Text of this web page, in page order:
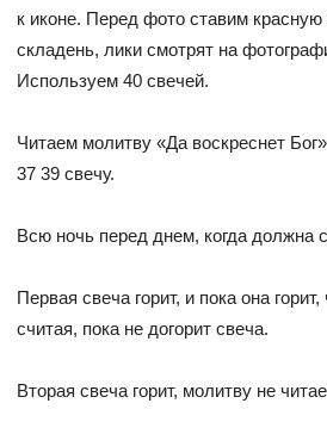
к иконе. Перед фото ставим
складень, лики смотрят на
Используем 40 свечей.
Читаем молитву «Да воскреснет
37 39 свечу.
Всю ночь перед днем, когда должна
Первая свеча горит, и пока она
считая, пока не догорит свеча.
Вторая свеча горит, молитву не